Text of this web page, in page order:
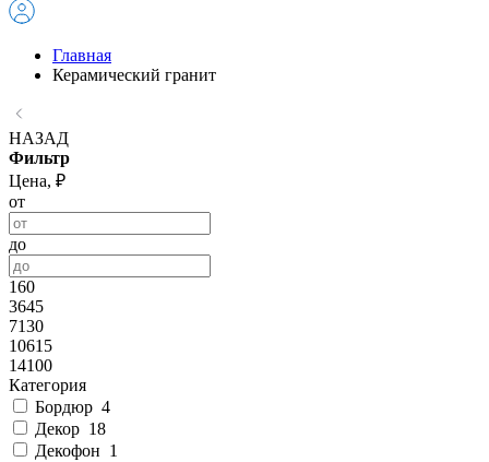
Главная
Керамический гранит
НАЗАД
Фильтр
Цена, ₽
от
до
160
3645
7130
10615
14100
Категория
Бордюр 4
Декор 18
Декофон 1